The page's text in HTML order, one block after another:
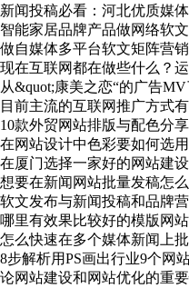
新闻投稿必看：河北优质媒
智能家居品牌产品做网络软
做自媒体多平台软文矩阵营
现在互联网都在做些什么？
从&quot;康美之恋“的广告
目前主流的互联网推广方式
10款外贸网站排版与配色分享
在网站设计中色彩要如何选
在厦门选择一家好的网站建
想要在新闻网站批量发稿怎
软文发布与新闻投稿和品牌
哪里有效果比较好的模版网
怎么快速在多个媒体新闻上
8步解析用PS画出行业9个网
论网站建设和网站优化的重